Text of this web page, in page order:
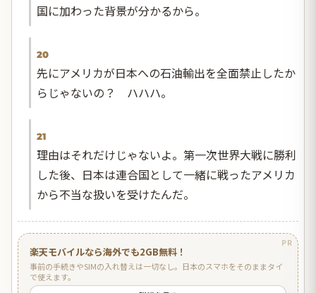
国に加わった背景が分かるから。
20
先にアメリカが日本への石油輸出を全面禁止したか
らじゃないの？ ハハハ。
21
理由はそれだけじゃないよ。第一次世界大戦に勝利
した後、日本は連合国として一緒に戦ったアメリカ
から不当な扱いを受けたんだ。
PR
楽天モバイルなら海外でも2GB無料！
事前の手続きやSIMの入れ替えは一切なし。日本のスマホをそのままタイ
で使えます。